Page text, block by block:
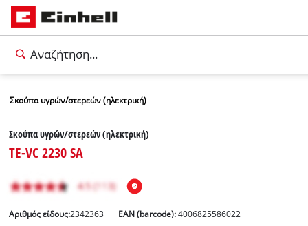
Σκούπα υγρών/στερεών (ηλεκτρική)
Σκούπα υγρών/στερεών (ηλεκτρική)
TE-VC 2230 SA
Αριθμός είδους:2342363 EAN (barcode):4006825586022